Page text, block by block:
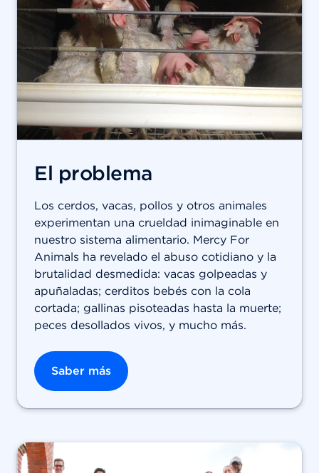
El problema
Los cerdos, vacas, pollos y otros animales
experimentan una crueldad inimaginable en
nuestro sistema alimentario. Mercy For
Animals ha revelado el abuso cotidiano y la
brutalidad desmedida: vacas golpeadas y
apuñaladas; cerditos bebés con la cola
cortada; gallinas pisoteadas hasta la muerte;
peces desollados vivos, y mucho más.
Saber más